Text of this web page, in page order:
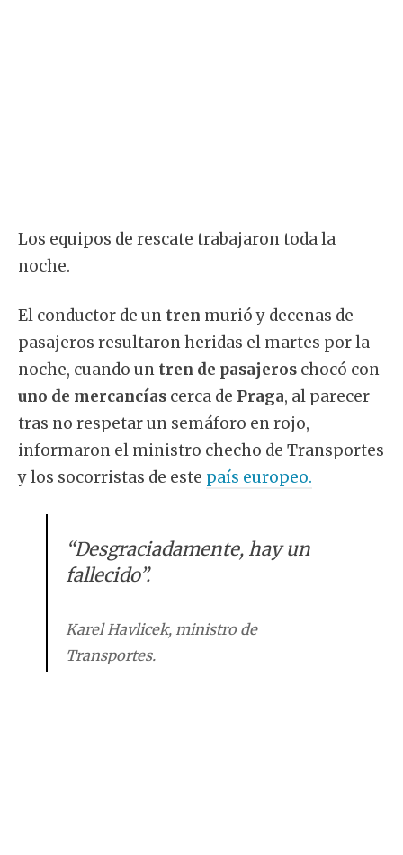
Los equipos de rescate trabajaron toda la
noche.
El conductor de un tren murió y decenas de
pasajeros resultaron heridas el martes por la
noche, cuando un tren de pasajeros chocó con
uno de mercancías cerca de Praga, al parecer
tras no respetar un semáforo en rojo,
informaron el ministro checho de Transportes
y los socorristas de este país europeo.
“Desgraciadamente, hay un
fallecido”.
Karel Havlicek, ministro de
Transportes.